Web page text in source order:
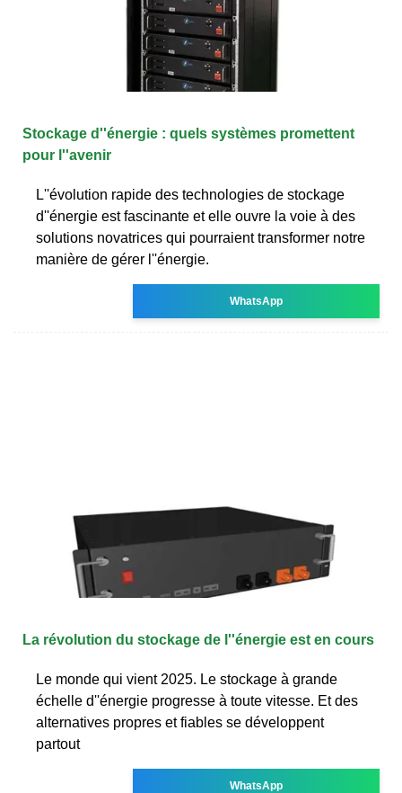
Stockage d''énergie : quels systèmes promettent
pour l''avenir
L''évolution rapide des technologies de stockage
d''énergie est fascinante et elle ouvre la voie à des
solutions novatrices qui pourraient transformer notre
manière de gérer l''énergie.
WhatsApp
La révolution du stockage de l''énergie est en cours
Le monde qui vient 2025. Le stockage à grande
échelle d''énergie progresse à toute vitesse. Et des
alternatives propres et fiables se développent
partout
WhatsApp